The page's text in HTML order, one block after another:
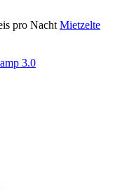
pro Nacht Mietzelte
3.0